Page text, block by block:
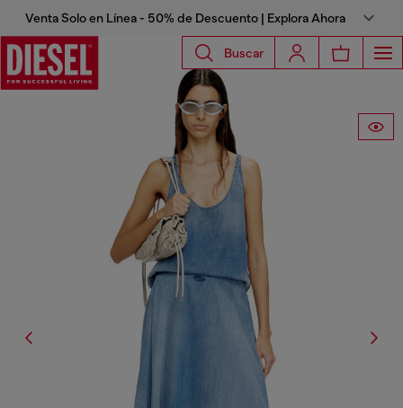
Venta Solo en Línea - 50% de Descuento | Explora Ahora
Buscar